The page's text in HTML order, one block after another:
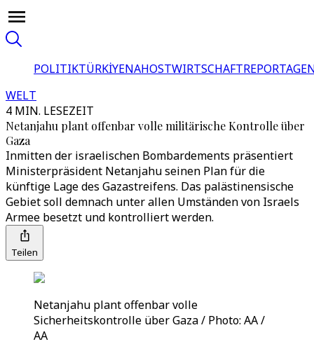
POLITIKTÜRKİYENAHOSTWIRTSCHAFT
WELT
4 MIN. LESEZEIT
Netanjahu plant offenbar volle militärische Kontrolle über
Gaza
Inmitten der israelischen Bombardements präsentiert
Ministerpräsident Netanjahu seinen Plan für die
künftige Lage des Gazastreifens. Das palästinensische
Gebiet soll demnach unter allen Umständen von Israels
Armee besetzt und kontrolliert werden.
Teilen
Netanjahu plant offenbar volle
Sicherheitskontrolle über Gaza / Photo: AA /
AA